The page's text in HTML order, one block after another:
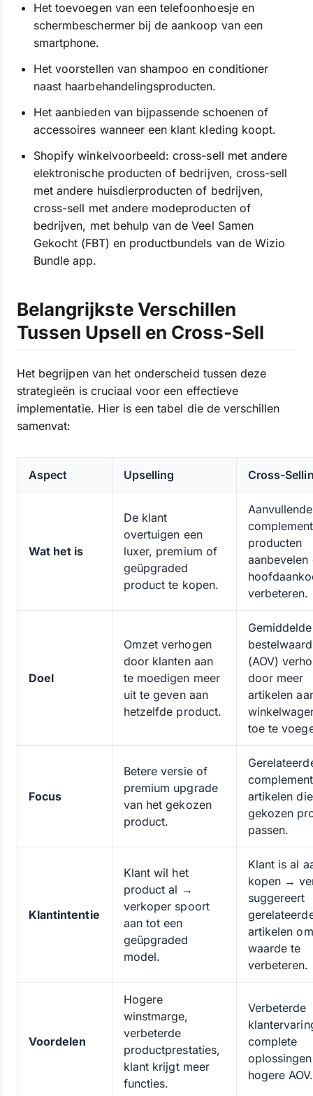
Het toevoegen van een telefoonhoesje en
schermbeschermer bij de aankoop van een
smartphone.
Het voorstellen van shampoo en conditioner
naast haarbehandelingsproducten.
Het aanbieden van bijpassende schoenen of
accessoires wanneer een klant kleding koopt.
Shopify winkelvoorbeeld: cross-sell met andere
elektronische producten of bedrijven, cross-sell
met andere huisdierproducten of bedrijven,
cross-sell met andere modeproducten of
bedrijven, met behulp van de Veel Samen
Gekocht (FBT) en productbundels van de Wizio
Bundle app.
Belangrijkste Verschillen
Tussen Upsell en Cross-Sell
Het begrijpen van het onderscheid tussen deze
strategieën is cruciaal voor een effectieve
implementatie. Hier is een tabel die de verschillen
samenvat:
Aspect Upselling Cross-
Wat het is
De klant
overtuigen een
luxer, premium of
geüpgraded
product te kopen.
producten
aanbevelen
verbeteren.
Doel
Omzet verhogen
door klanten aan
te moedigen meer
uit te geven aan
hetzelfde product.
Gemiddelde
(AOV)
door meer
artikelen
toe te
Focus
Betere versie of
premium upgrade
van het gekozen
product.
artikelen
gekozen
passen.
Klantintentie
Klant wil het
product al →
verkoper spoort
aan tot een
geüpgraded
model.
Klant is al
kopen →
suggereert
artikelen
waarde te
verbeteren.
Voordelen
Hogere
winstmarge,
verbeterde
productprestaties,
klant krijgt meer
functies.
Verbeterde
complete
hogere AOV.